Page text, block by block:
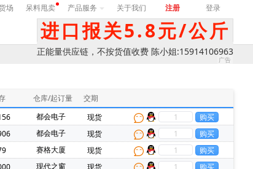
场 呆料甩卖 产品服务 关于我们 注册 登录
进口报关5.8元/公斤
正能量供应链，不按货值收费 陈小姐:15914106963
仓库/起订量
交期
都会电子
现货
都会电子
现货
赛格大厦
现货
现代之窗
现货